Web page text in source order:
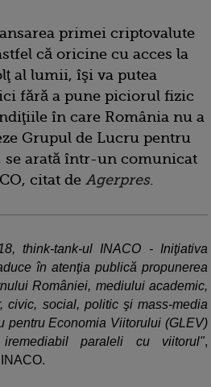
primei criptovalute
că oricine cu acces la
al lumii, îşi va putea
fără a pune piciorul fizic
în care România nu a
Grupul de Lucru pentru
arată într-un comunicat
citat de Agerpres.
think-tank-ul INACO - Iniţiativa
în atenţia publică propunerea
României, mediului academic,
civic, social, politic şi mass-media
pentru Economia Viitorului (GLEV)
paraleli cu viitorul",